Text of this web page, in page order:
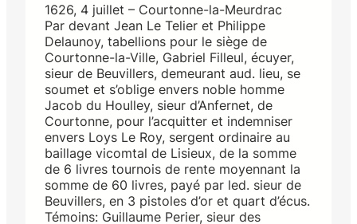
1626, 4 juillet – Courtonne-la-Meurdrac
Par devant Jean Le Telier et Philippe
Delaunoy, tabellions pour le siège de
Courtonne-la-Ville, Gabriel Filleul, écuyer,
sieur de Beuvillers, demeurant aud. lieu, se
soumet et s’oblige envers noble homme
Jacob du Houlley, sieur d’Anfernet, de
Courtonne, pour l’acquitter et indemniser
envers Loys Le Roy, sergent ordinaire au
baillage vicomtal de Lisieux, de la somme
de 6 livres tournois de rente moyennant la
somme de 60 livres, payé par led. sieur de
Beuvillers, en 3 pistoles d’or et quart d’écus.
Témoins: Guillaume Perier, sieur des